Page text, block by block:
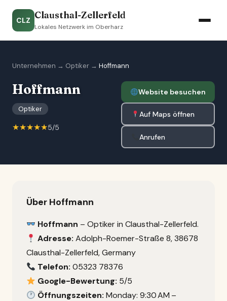
CLZ Clausthal-Zellerfeld
Lokales Netzwerk im Oberharz
Unternehmen → Optiker → Hoffmann
Hoffmann
Optiker
★★★★★5/5
Website besuchen
Auf Maps öffnen
Anrufen
Über Hoffmann
Hoffmann – Optiker in Clausthal-Zellerfeld.
Adresse: Adolph-Roemer-Straße 8, 38678
Clausthal-Zellerfeld, Germany
Telefon: 05323 78376
Google-Bewertung: 5/5
Öffnungszeiten: Monday: 9:30 AM –